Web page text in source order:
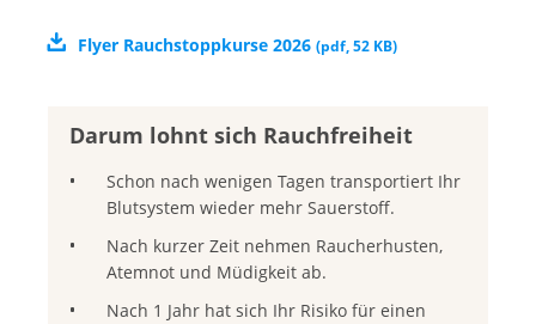
Flyer Rauchstoppkurse 2026 (pdf,52 KB)
Darum lohnt sich Rauchfreiheit
Schon nach wenigen Tagen transportiert Ihr
Blutsystem wieder mehr Sauerstoff.
Nach kurzer Zeit nehmen Raucherhusten,
Atemnot und Müdigkeit ab.
Nach 1 Jahr hat sich Ihr Risiko für einen